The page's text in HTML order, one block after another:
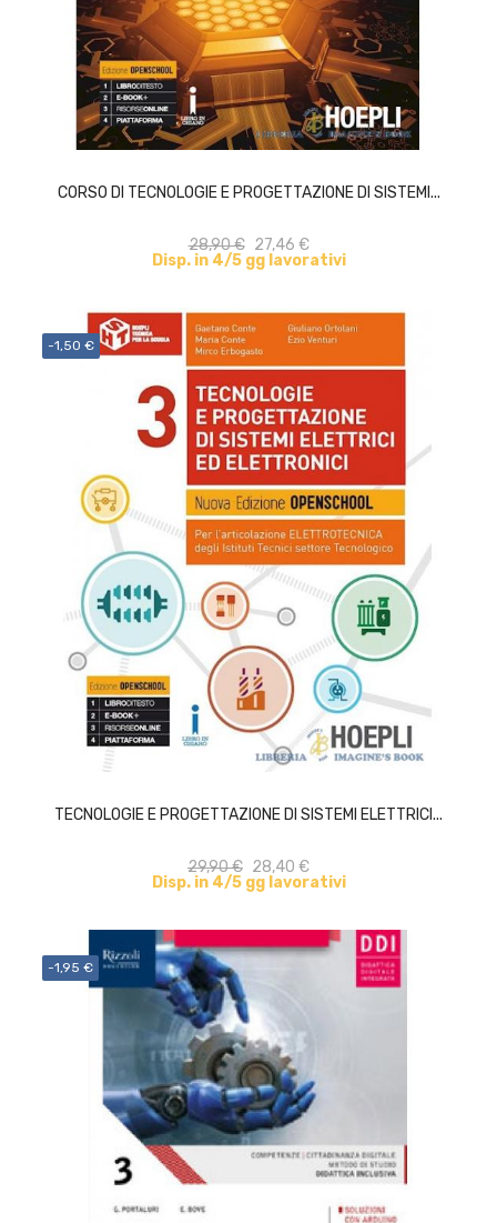
CORSO DI TECNOLOGIE E PROGETTAZIONE DI SISTEMI...
28,90 € 27,46 €
Disp. in 4/5 gg lavorativi
ACQUISTA
-1,50 €
TECNOLOGIE E PROGETTAZIONE DI SISTEMI ELETTRICI...
29,90 € 28,40 €
Disp. in 4/5 gg lavorativi
ACQUISTA
-1,95 €